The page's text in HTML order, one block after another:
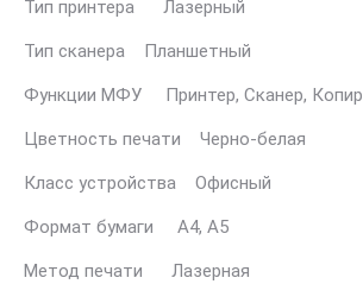
Тип принтера Лазерный
Тип сканера Планшетный
Функции МФУ Принтер, Сканер, Копир
Цветность печати Черно-белая
Класс устройства Офисный
Формат бумаги А4, A5
Метод печати Лазерная